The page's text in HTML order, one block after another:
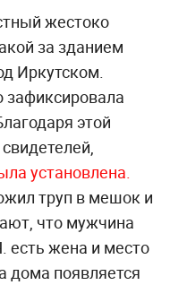
жестоко
за зданием
Иркутском.
зафиксировала
этой
установлена.
труп в мешок и
что мужчина
есть жена и место
дома появляется